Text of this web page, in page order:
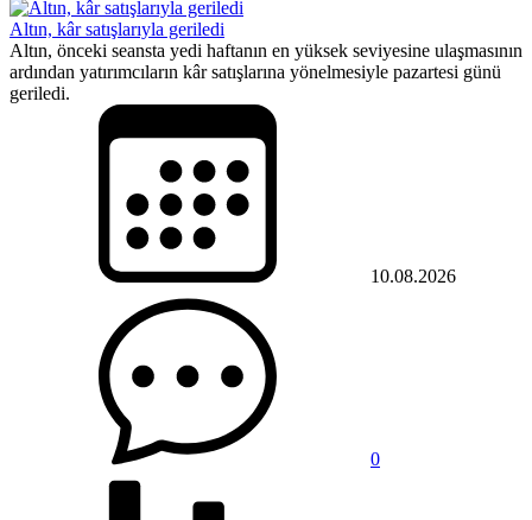
Altın, kâr satışlarıyla geriledi
Altın, önceki seansta yedi haftanın en yüksek seviyesine ulaşmasının
ardından yatırımcıların kâr satışlarına yönelmesiyle pazartesi günü
geriledi.
10.08.2026
0